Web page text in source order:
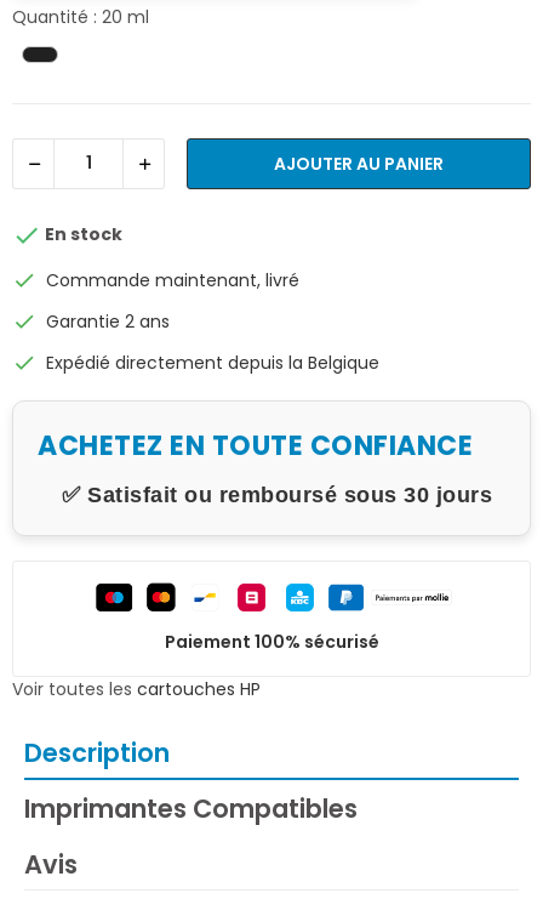
Quantité : 20 ml
AJOUTER AU PANIER
 En stock
check Commande maintenant, livré
check Garantie 2 ans
check Expédié directement depuis la Belgique
ACHETEZ EN TOUTE CONFIANCE
✅ Satisfait ou remboursé sous 30 jours
Paiement 100% sécurisé
Voir toutes les cartouches HP
Description
Imprimantes Compatibles
Avis